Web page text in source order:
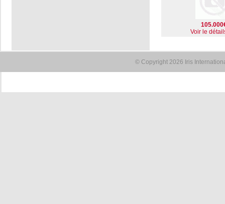
Voir le
© Copyright 2026 Iris